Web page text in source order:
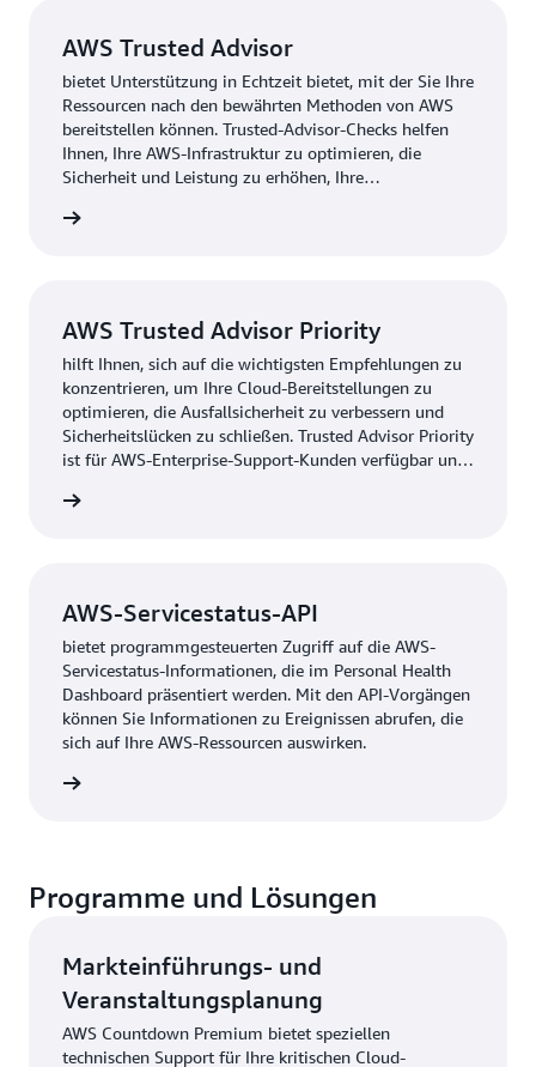
AWS Trusted Advisor
bietet Unterstützung in Echtzeit bietet, mit der Sie Ihre
Ressourcen nach den bewährten Methoden von AWS
bereitstellen können. Trusted-Advisor-Checks helfen
Ihnen, Ihre AWS-Infrastruktur zu optimieren, die
Sicherheit und Leistung zu erhöhen, Ihre
überwachen.
AWS Trusted Advisor Priority
hilft Ihnen, sich auf die wichtigsten Empfehlungen zu
konzentrieren, um Ihre Cloud-Bereitstellungen zu
optimieren, die Ausfallsicherheit zu verbessern und
Sicherheitslücken zu schließen. Trusted Advisor Priority
ist für AWS-Enterprise-Support-Kunden verfügbar und
Empfehlungen, die von Ihrem AWS-Kundenteam sowie
AWS-Servicestatus-API
bietet programmgesteuerten Zugriff auf die AWS-
Servicestatus-Informationen, die im Personal Health
Dashboard präsentiert werden. Mit den API-Vorgängen
können Sie Informationen zu Ereignissen abrufen, die
sich auf Ihre AWS-Ressourcen auswirken.
Programme und Lösungen
Markteinführungs- und
Veranstaltungsplanung
AWS Countdown Premium bietet speziellen
technischen Support für Ihre kritischen Cloud-